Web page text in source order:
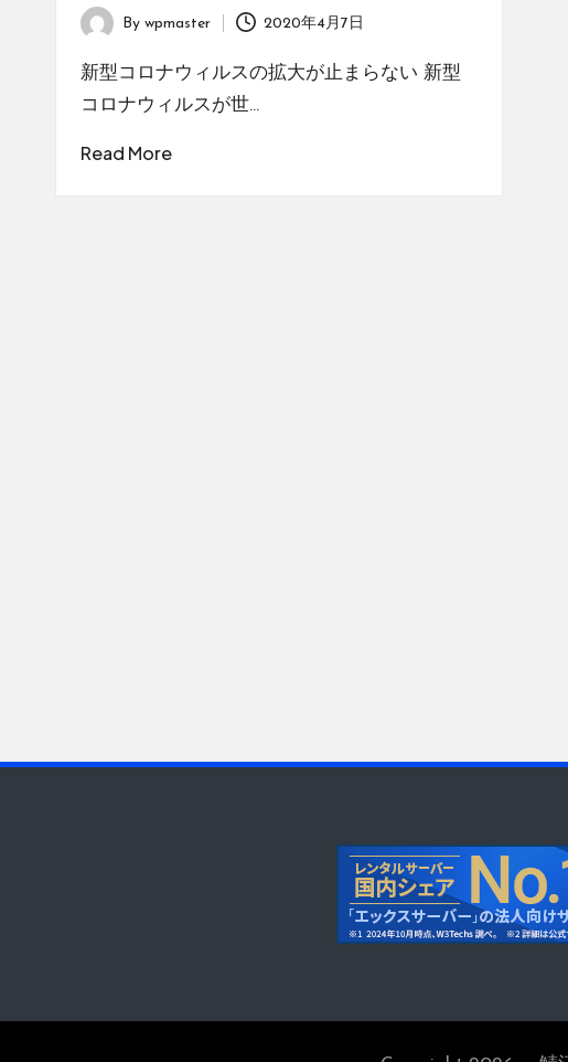
Posted
by
By wpmaster 2020年4月7日
新型コロナウィルスの拡大が止まらない 新型
コロナウィルスが世…
Read More